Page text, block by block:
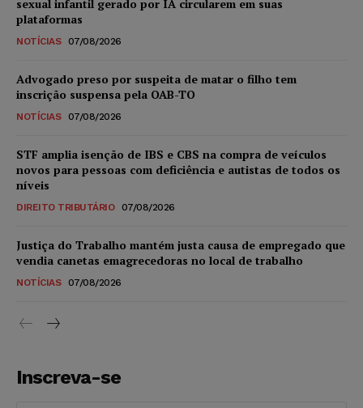
sexual infantil gerado por IA circularem em suas
plataformas
NOTÍCIAS 07/08/2026
Advogado preso por suspeita de matar o filho tem
inscrição suspensa pela OAB-TO
NOTÍCIAS 07/08/2026
STF amplia isenção de IBS e CBS na compra de veículos
novos para pessoas com deficiência e autistas de todos os
níveis
DIREITO TRIBUTÁRIO 07/08/2026
Justiça do Trabalho mantém justa causa de empregado que
vendia canetas emagrecedoras no local de trabalho
NOTÍCIAS 07/08/2026
Inscreva-se